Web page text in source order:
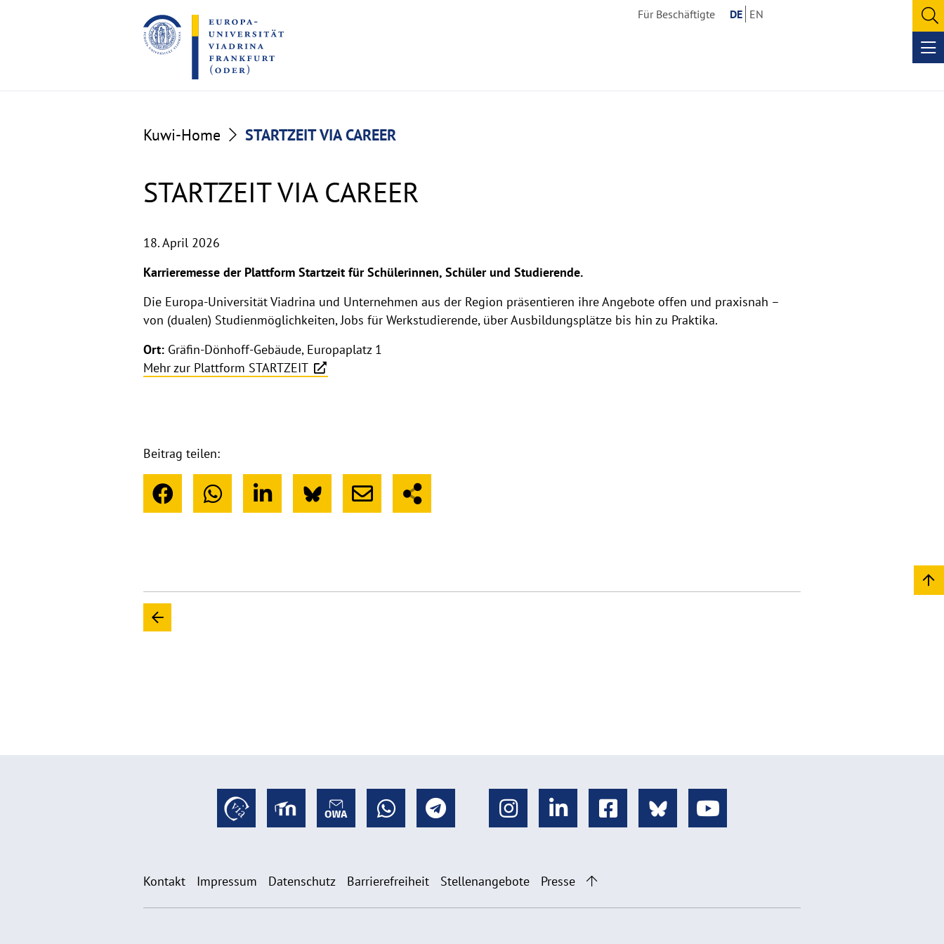
to
the
content
to
the
footer
Für Beschäftigte DE EN
Kuwi-Home STARTZEIT VIA CAREER
STARTZEIT VIA CAREER
18. April 2026
Karrieremesse der Plattform Startzeit für Schülerinnen, Schüler und Studierende.
Die Europa-Universität Viadrina und Unternehmen aus der Region präsentieren ihre Angebote offen und praxisnah –
von (dualen) Studienmöglichkeiten, Jobs für Werkstudierende, über Ausbildungsplätze bis hin zu Praktika.
Ort: Gräfin-Dönhoff-Gebäude, Europaplatz 1
Mehr zur Plattform STARTZEIT
Beitrag teilen:
Kontakt Impressum Datenschutz Barrierefreiheit Stellenangebote Presse